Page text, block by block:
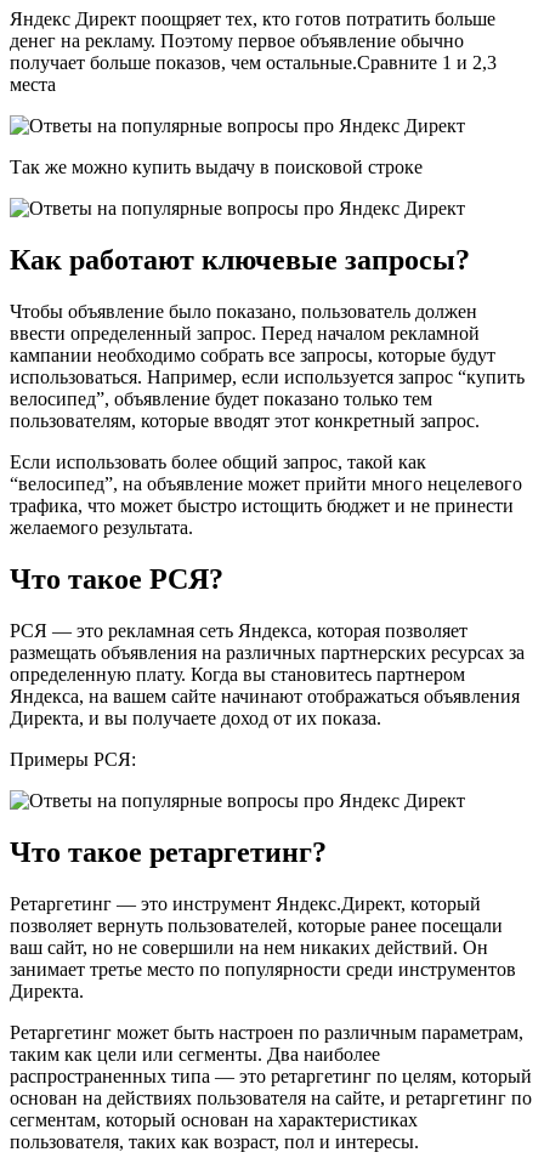
Яндекс Директ поощряет тех, кто готов потратить больше
денег на рекламу. Поэтому первое объявление обычно
получает больше показов, чем остальные.Сравните 1 и 2,3
места
Так же можно купить выдачу в поисковой строке
Как работают ключевые запросы?
Чтобы объявление было показано, пользователь должен
ввести определенный запрос. Перед началом рекламной
кампании необходимо собрать все запросы, которые будут
использоваться. Например, если используется запрос “купить
велосипед”, объявление будет показано только тем
пользователям, которые вводят этот конкретный запрос.
Если использовать более общий запрос, такой как
“велосипед”, на объявление может прийти много нецелевого
трафика, что может быстро истощить бюджет и не принести
желаемого результата.
Что такое РСЯ?
РСЯ — это рекламная сеть Яндекса, которая позволяет
размещать объявления на различных партнерских ресурсах за
определенную плату. Когда вы становитесь партнером
Яндекса, на вашем сайте начинают отображаться объявления
Директа, и вы получаете доход от их показа.
Примеры РСЯ:
Что такое ретаргетинг?
Ретаргетинг — это инструмент Яндекс.Директ, который
позволяет вернуть пользователей, которые ранее посещали
ваш сайт, но не совершили на нем никаких действий. Он
занимает третье место по популярности среди инструментов
Директа.
Ретаргетинг может быть настроен по различным параметрам,
таким как цели или сегменты. Два наиболее
распространенных типа — это ретаргетинг по целям, который
основан на действиях пользователя на сайте, и ретаргетинг по
сегментам, который основан на характеристиках
пользователя, таких как возраст, пол и интересы.